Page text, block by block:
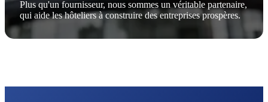
Plus qu'un fournisseur, nous sommes un véritable partenaire,
qui aide les hôteliers à construire des entreprises prospères.